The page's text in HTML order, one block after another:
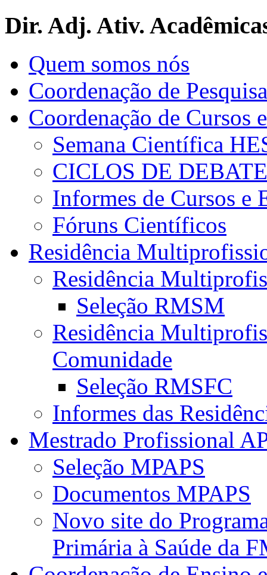
Dir. Adj. Ativ.
Quem somos nós
Coordenação de Pesquisa
Coordenação de Cursos
Semana Científica
CICLOS DE
Informes de Cursos e
Fóruns Científicos
Residência
Residência
Seleção RMSM
Residência
Comunidade
Seleção RMSFC
Informes das
Mestrado Profissional
Seleção MPAPS
Documentos MPAPS
Novo site do
Primária à Saúde da